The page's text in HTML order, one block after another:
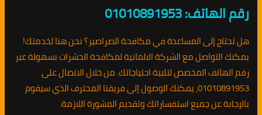
رقم الهاتف: 01010891953
هل تحتاج إلى المساعدة في مكافحة الصراصير؟ نحن هنا لخدمتك!
يمكنك التواصل مع الشركة الالمانية لمكافحة الحشرات بسهولة عبر
رقم الهاتف المخصص لتلبية احتياجاتك. من خلال الاتصال على
01010891953، يمكنك الوصول إلى فريقنا المحترف الذي سيقوم
بالإجابة عن جميع استفساراتك وتقديم المشورة اللازمة.